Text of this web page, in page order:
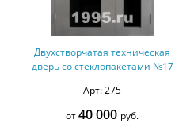
Двухстворчатая техническая
дверь со стеклопакетами №17
Арт: 275
от40 000 руб.